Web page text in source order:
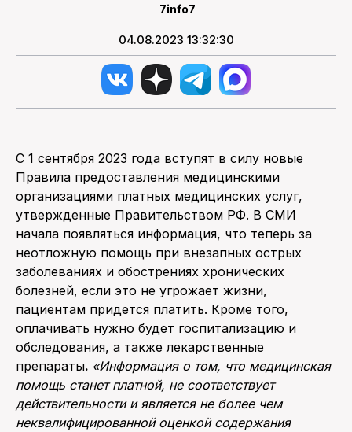
7info7
04.08.2023 13:32:30
С 1 сентября 2023 года вступят в силу новые
Правила предоставления медицинскими
организациями платных медицинских услуг,
утвержденные Правительством РФ. В СМИ
начала появляться информация, что теперь за
неотложную помощь при внезапных острых
заболеваниях и обострениях хронических
болезней, если это не угрожает жизни,
пациентам придется платить. Кроме того,
оплачивать нужно будет госпитализацию и
обследования, а также лекарственные
препараты. «Информация о том, что медицинская
помощь станет платной, не соответствует
действительности и является не более чем
неквалифицированной оценкой содержания